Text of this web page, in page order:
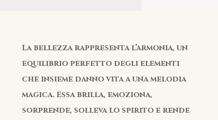
La bellezza rappresenta l’armonia, un
equilibrio perfetto degli elementi
che insieme danno vita a una melodia
magica. Essa brilla, emoziona,
sorprende, solleva lo spirito e rende